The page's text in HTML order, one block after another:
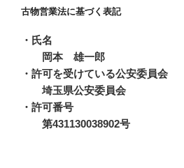
古物営業法に基づく表記
・氏名
岡本 雄一郎
・許可を受けている公安委員会
埼玉県公安委員会
・許可番号
第431130038902号